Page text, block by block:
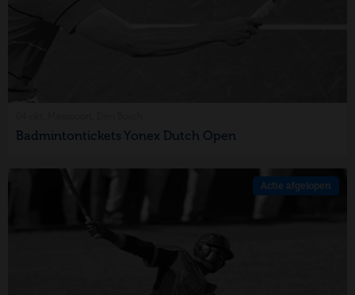
Badmintontickets Yonex Dutch Open
Actie afgelopen